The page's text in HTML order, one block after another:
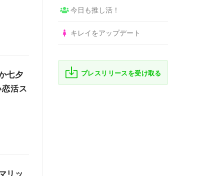
七夕
活ス
リッ
今日も推し活！
キレイをアップデート
プレスリリースを受け取る